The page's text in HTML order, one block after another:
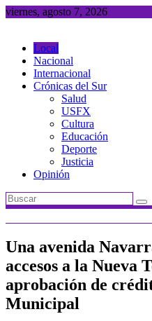
Saltar
viernes, agosto 7, 2026
Local
Nacional
Internacional
Crónicas del Sur
Salud
USFX
Cultura
Educación
Deporte
Justicia
Opinión
Una avenida
accesos a la Nueva
aprobación de
Municipal